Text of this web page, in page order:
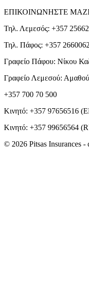
ΕΠΙΚΟΙΝΩΝΗΣΤΕ
Τηλ. Λεμεσός: +357
Τηλ. Πάφος: +357
Γραφείο Πάφου: Νίκου
Γραφείο Λεμεσού:
+357 700 70 500
Κινητό: +357 97656516
Κινητό: +357 99656564
© 2026 Pitsas Insurances -